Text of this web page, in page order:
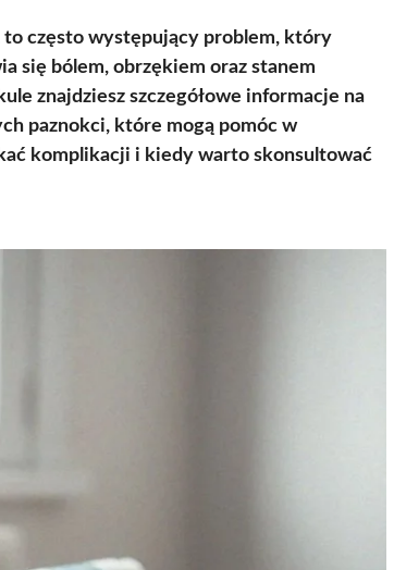
często występujący problem, który
się bólem, obrzękiem oraz stanem
znajdziesz szczegółowe informacje na
paznokci, które mogą pomóc w
komplikacji i kiedy warto skonsultować